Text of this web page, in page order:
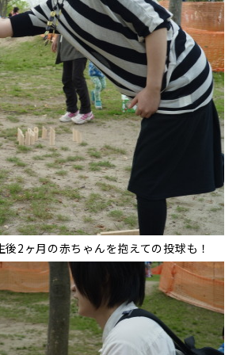
2ヶ月の赤ちゃんを抱えての投球も！